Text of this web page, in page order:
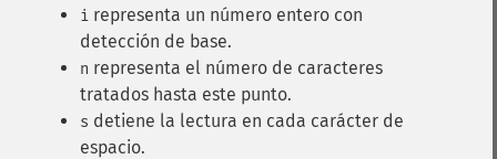
i representa un número entero con
detección de base.
n representa el número de caracteres
tratados hasta este punto.
s detiene la lectura en cada carácter de
espacio.